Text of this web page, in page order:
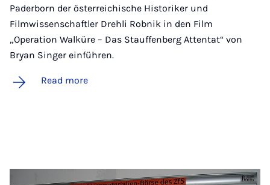
Paderborn der österreichische Historiker und
Filmwissenschaftler Drehli Robnik in den Film
„Operation Walküre – Das Stauffenberg Attentat“ von
Bryan Singer einführen.
Read more